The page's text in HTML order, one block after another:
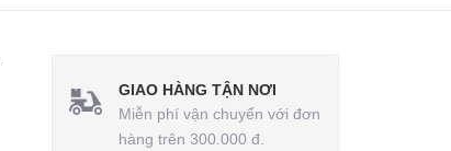
GIAO HÀNG TẬN NƠI
Miễn phí vận chuyển với đơn
hàng trên 300.000 đ.